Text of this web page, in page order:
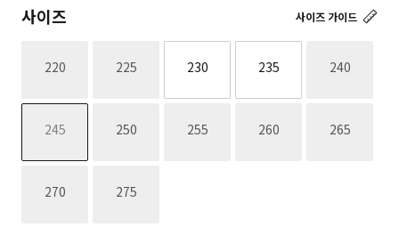
사이즈 가이드
사이즈
220재고없음 225재고없음 230 235 240재고없음
245재고없음 250재고없음 255재고없음 260재고없음 265재고없음
270재고없음 275재고없음